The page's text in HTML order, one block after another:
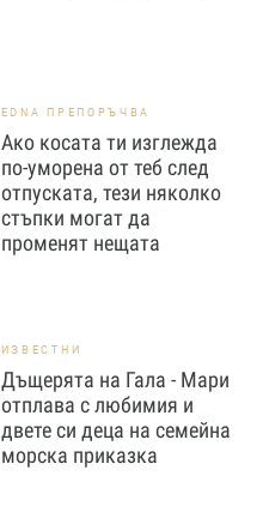
EDNA ПРЕПОРЪЧВА
Ако косата ти изглежда
по-уморена от теб след
отпуската, тези няколко
стъпки могат да
променят нещата
ИЗВЕСТНИ
Дъщерята на Гала - Мари
отплава с любимия и
двете си деца на семейна
морска приказка